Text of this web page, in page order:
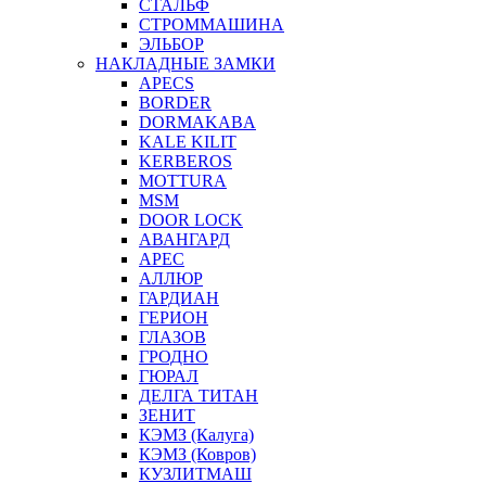
СТАЛЬФ
СТРОММАШИНА
ЭЛЬБОР
НАКЛАДНЫЕ ЗАМКИ
APECS
BORDER
DORMAKABA
KALE KILIT
KERBEROS
MOTTURA
MSM
DOOR LOCK
АВАНГАРД
АРЕС
АЛЛЮР
ГАРДИАН
ГЕРИОН
ГЛАЗОВ
ГРОДНО
ГЮРАЛ
ДЕЛГА ТИТАН
ЗЕНИТ
КЭМЗ (Калуга)
КЭМЗ (Ковров)
КУЗЛИТМАШ